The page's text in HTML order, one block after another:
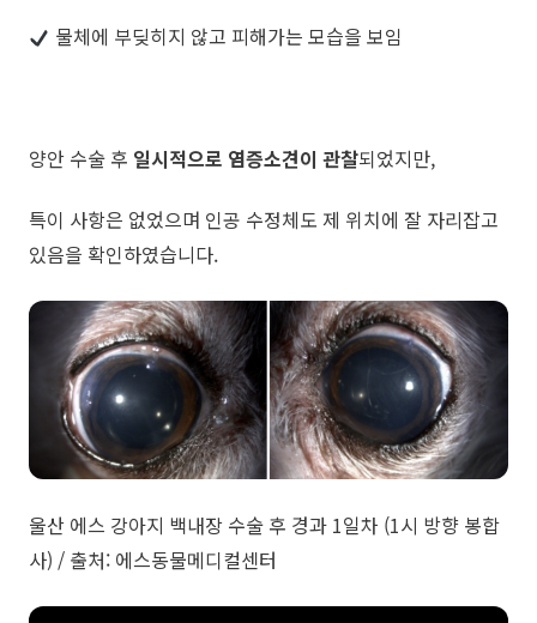
물체에 부딪히지 않고 피해가는 모습을 보임
양안 수술 후 일시적으로 염증소견이 관찰되었지만,
특이 사항은 없었으며 인공 수정체도 제 위치에 잘 자리잡고
있음을 확인하였습니다.
​울산 에스 강아지 백내장 수술 후 경과 1일차 (1시 방향 봉합
사) / 출처: 에스동물메디컬센터